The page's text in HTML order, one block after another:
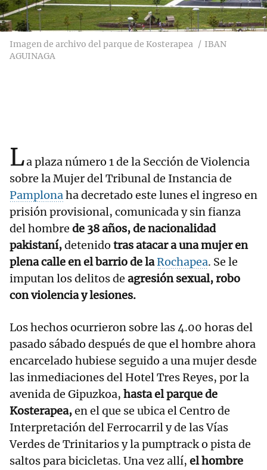
Imagen de archivo del parque de Kosterapea
IBAN
AGUINAGA
La plaza número 1 de la Sección de Violencia
sobre la Mujer del Tribunal de Instancia de
Pamplonaha decretado este lunes el ingreso en
prisión provisional, comunicada y sin fianza
del hombre de 38 años, de nacionalidad
pakistaní,detenido tras atacar a una mujer en
plena calle en el barrio de laRochapea. Se le
imputan los delitos de agresión sexual, robo
con violencia y lesiones.
Los hechos ocurrieron sobre las 4.00 horas del
pasado sábado después de que el hombre ahora
encarcelado hubiese seguido a una mujer desde
las inmediaciones del Hotel Tres Reyes, por la
avenida de Gipuzkoa, hasta el parque de
Kosterapea,en el que se ubica el Centro de
Interpretación del Ferrocarril y de las Vías
Verdes de Trinitarios y la pumptrack o pista de
saltos para bicicletas. Una vez allí, el hombre